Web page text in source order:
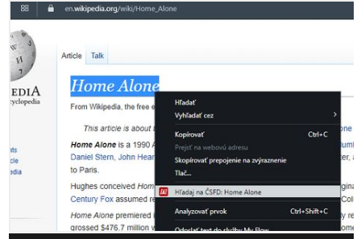
seo
cothrom
air
na
tabaichean
agad
is
na
bhrabhsaicheas